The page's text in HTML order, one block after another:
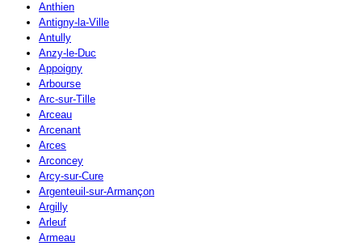
Anthien
Antigny-la-Ville
Antully
Anzy-le-Duc
Appoigny
Arbourse
Arc-sur-Tille
Arceau
Arcenant
Arces
Arconcey
Arcy-sur-Cure
Argenteuil-sur-Armançon
Argilly
Arleuf
Armeau